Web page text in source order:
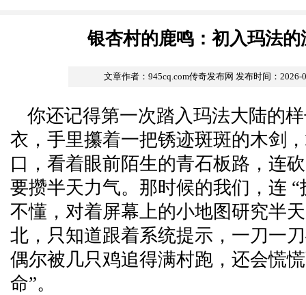
银杏村的鹿鸣：初入玛法的
文章作者：945cq.com传奇发布网 发布时间：2026-
你还记得第一次踏入玛法大陆的
衣，手里攥着一把锈迹斑斑的木剑
口，看着眼前陌生的青石板路，连
要攒半天力气。那时候的我们，连
不懂，对着屏幕上的小地图研究半
北，只知道跟着系统提示，一刀一
偶尔被几只鸡追得满村跑，还会慌
命”。